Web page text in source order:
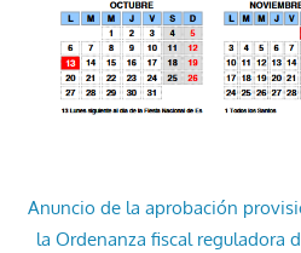
Anuncio de la aprobación
la Ordenanza fiscal reguladora